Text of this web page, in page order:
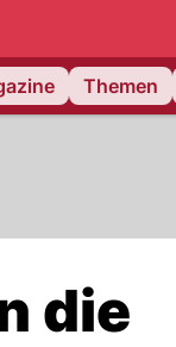
Themen
die